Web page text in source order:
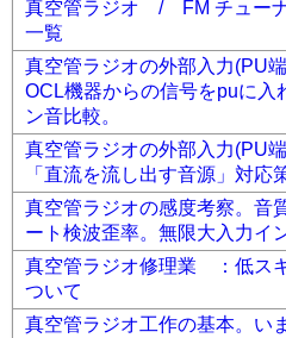
真空管ラジオ / FM チュ
一覧
真空管ラジオの外部入力(PU
OCL機器からの信号をpuに入
ン音比較。
真空管ラジオの外部入力(PU
「直流を流し出す音源」対応
真空管ラジオの感度考察。音
ート検波歪率。無限大入力イ
真空管ラジオ修理業 ：低ス
ついて
真空管ラジオ工作の基本。い